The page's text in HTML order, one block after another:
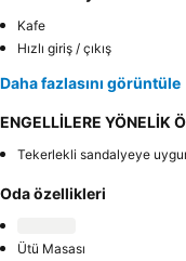
Kafe
Hızlı giriş / çıkış
Daha fazlasını görüntüle
ENGELLİLERE YÖNELİK
Tekerlekli sandalyeye
Oda özellikleri
Ütü Masası